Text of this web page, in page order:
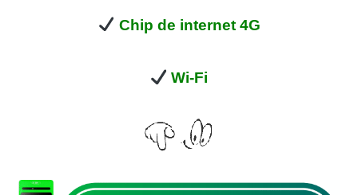
Chip de internet 4G
Wi-Fi